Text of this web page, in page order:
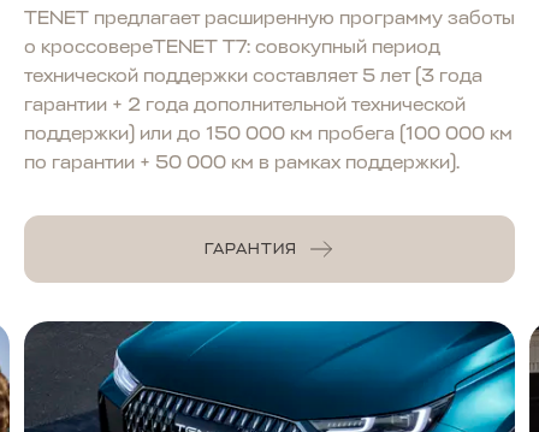
TENET предлагает расширенную программу заботы
о кроссовереTENET T7: совокупный период
технической поддержки составляет 5 лет (3 года
гарантии + 2 года дополнительной технической
поддержки) или до 150 000 км пробега (100 000 км
по гарантии + 50 000 км в рамках поддержки).
ГАРАНТИЯ